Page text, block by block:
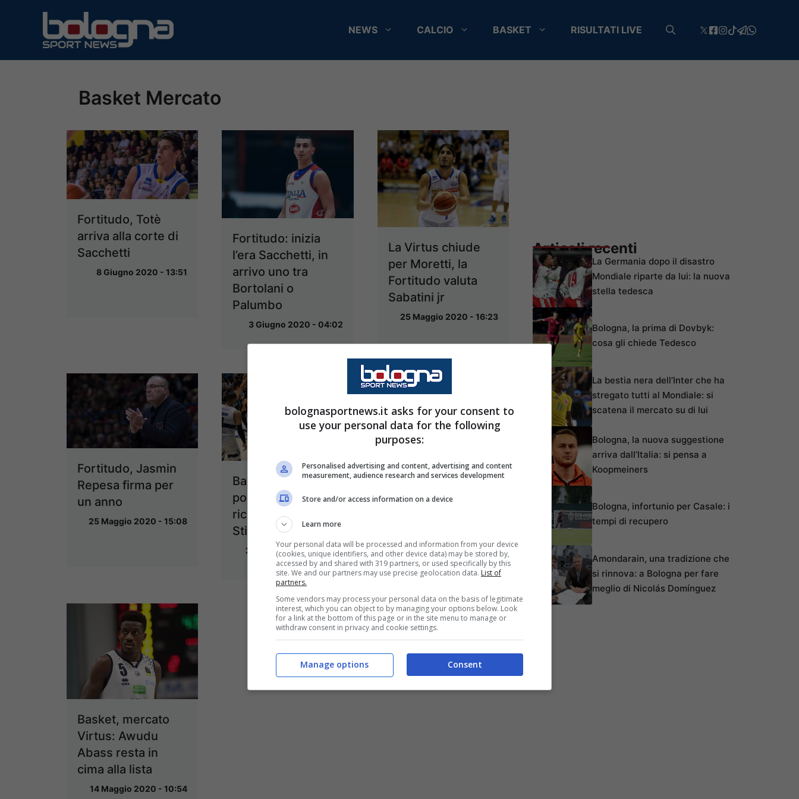
contenuto
NEWS CALCIO BASKET RISULTATI LIVE
Basket Mercato
Fortitudo, Totè
arriva alla corte di
Sacchetti
8 Giugno 2020 - 13:51
Fortitudo: inizia
l’era Sacchetti, in
arrivo uno tra
Bortolani o
Palumbo
3 Giugno 2020 - 04:02
La Virtus chiude
per Moretti, la
Fortitudo valuta
Sabatini jr
25 Maggio 2020 - 16:23
Fortitudo, Jasmin
Repesa firma per
un anno
25 Maggio 2020 - 15:08
Basket, Fortitudo:
possibile
riconferma per
Stipcevic
20 Maggio 2020 - 15:13
Basket, Riccardo
Visconti obiettivo
Basket, mercato
Virtus: Awudu
Abass resta in
cima alla lista
14 Maggio 2020 - 10:54
Articoli recenti
La Germania dopo il disastro
Mondiale riparte da lui: la nuova
stella tedesca
Bologna, la prima di Dovbyk:
cosa gli chiede Tedesco
La bestia nera dell’Inter che ha
stregato tutti al Mondiale: si
scatena il mercato su di lui
Bologna, la nuova suggestione
arriva dall’Italia: si pensa a
Koopmeiners
Bologna, infortunio per Casale: i
tempi di recupero
Amondarain, una tradizione che
si rinnova: a Bologna per fare
meglio di Nicolás Domínguez
bolognasportnews.it asks for your consent to
use your personal data for the following
purposes:
Personalised advertising and content, advertising and content
measurement, audience research and services development
Store and/or access information on a device
Learn more
Your personal data will be processed and information from your device
(cookies, unique identifiers, and other device data) may be stored by,
accessed by and shared with 319 partners, or used specifically by this
site. We and our partners may use precise geolocation data. List of
partners.
Some vendors may process your personal data on the basis of legitimate
interest, which you can object to by managing your options below. Look
for a link at the bottom of this page or in the site menu to manage or
withdraw consent in privacy and cookie settings.
Consent
Manage options